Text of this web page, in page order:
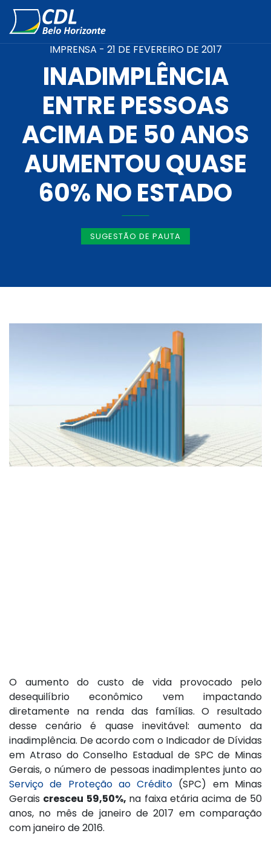
IMPRENSA - 21 DE FEVEREIRO DE 2017
INADIMPLÊNCIA
ENTRE PESSOAS
ACIMA DE 50 ANOS
AUMENTOU QUASE
60% NO ESTADO
SUGESTÃO DE PAUTA
O aumento do custo de vida provocado pelo
desequilíbrio econômico vem impactando
diretamente na renda das famílias. O resultado
desse cenário é quase inevitável: aumento da
inadimplência. De acordo com o Indicador de Dívidas
em Atraso do Conselho Estadual de SPC de Minas
Gerais, o número de pessoas inadimplentes junto ao
Serviço de Proteção ao Crédito (SPC) em Minas
Gerais cresceu 59,50%, na faixa etária acima de 50
anos, no mês de janeiro de 2017 em comparação
com janeiro de 2016.